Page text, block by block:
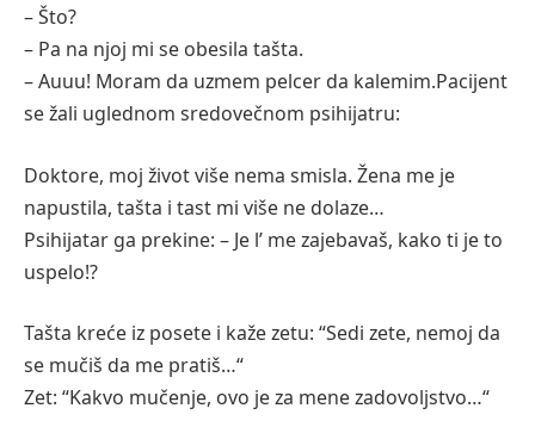
– Što?
– Pa na njoj mi se obesila tašta.
– Auuu! Moram da uzmem pelcer da kalemim.Pacijent
se žali uglednom sredovečnom psihijatru:
Doktore, moj život više nema smisla. Žena me je
napustila, tašta i tast mi više ne dolaze…
Psihijatar ga prekine: – Je l’ me zajebavaš, kako ti je to
uspelo!?
Tašta kreće iz posete i kaže zetu: “Sedi zete, nemoj da
se mučiš da me pratiš…“
Zet: “Kakvo mučenje, ovo je za mene zadovoljstvo…“